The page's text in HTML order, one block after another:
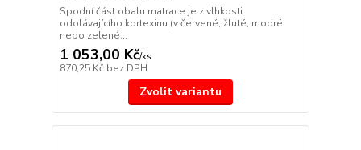
Spodní část obalu matrace je z vlhkosti
odolávajícího kortexinu (v červené, žluté, modré
nebo zelené...
1 053,00 Kč/ks
870,25 Kč bez DPH
Zvolit variantu